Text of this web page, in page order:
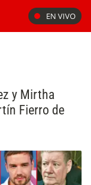
EN VIVO
y Mirtha
Fierro de